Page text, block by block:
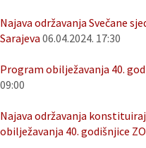
Najava održavanja Svečane
Sarajeva 06.04.2024. 17:30
Program obilježavanja 40.
09:00
Najava održavanja
obilježavanja 40. godišnjice